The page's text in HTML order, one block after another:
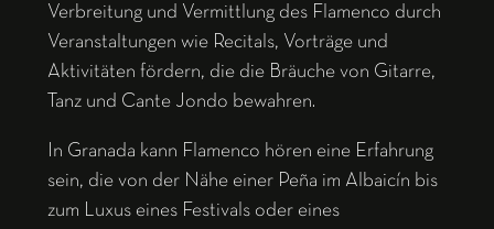
Verbreitung und Vermittlung des Flamenco durch
Veranstaltungen wie Recitals, Vorträge und
Aktivitäten fördern, die die Bräuche von Gitarre,
Tanz und Cante Jondo bewahren.
In Granada kann Flamenco hören eine Erfahrung
sein, die von der Nähe einer Peña im Albaicín bis
zum Luxus eines Festivals oder eines